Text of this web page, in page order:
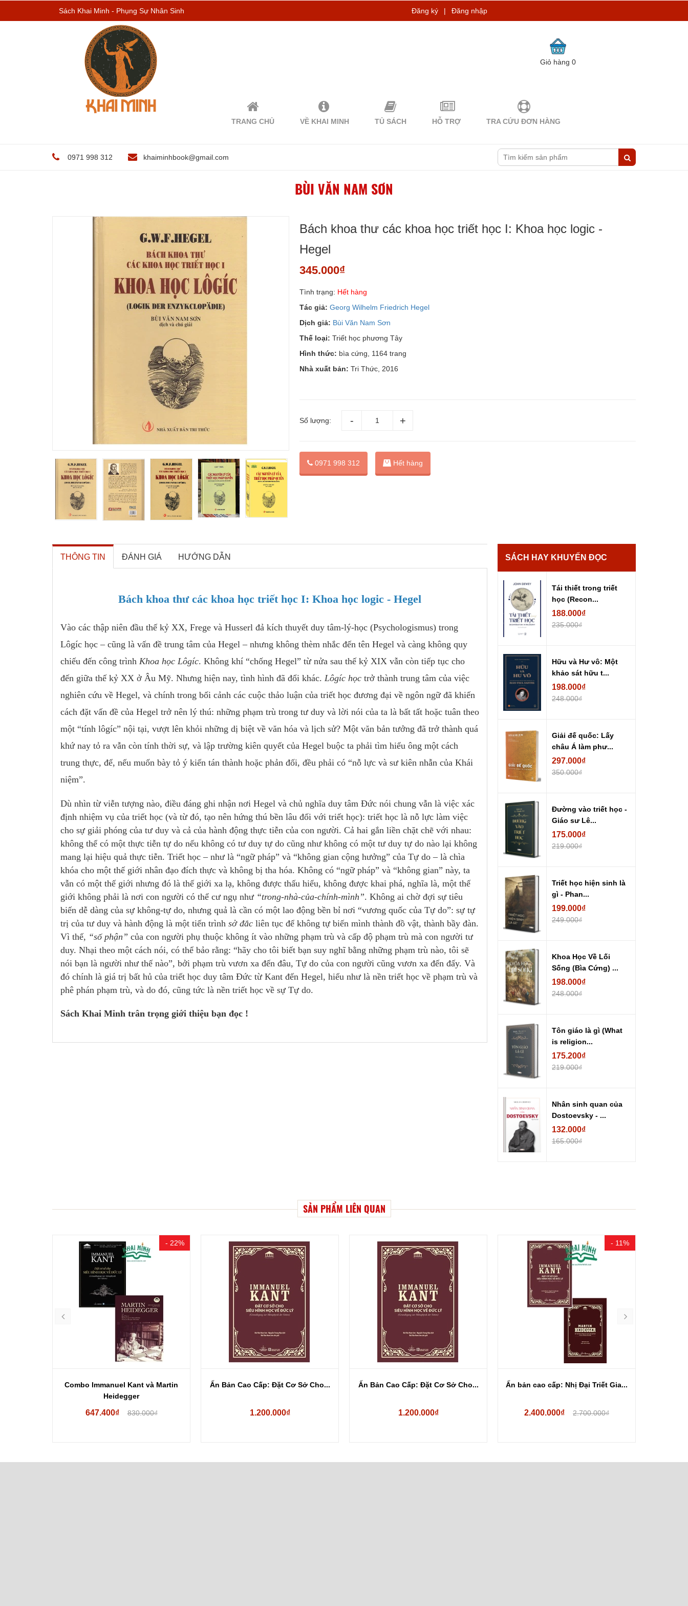
Sách Khai Minh - Phụng Sự Nhân Sinh Đăng ký | Đăng nhập
Giỏ hàng0
TRANG CHỦ VỀ KHAI MINH TỦ SÁCH HỖ TRỢ TRA CỨU ĐƠN HÀNG
0971 998 312 khaiminhbook@gmail.com
BÙI VĂN NAM SƠN
Bách khoa thư các khoa học triết học I: Khoa học logic -
Hegel
345.000₫
Tình trạng: Hết hàng
Tác giả: Georg Wilhelm Friedrich Hegel
Dịch giả: Bùi Văn Nam Sơn
Thế loại: Triết học phương Tây
Hình thức: bìa cứng, 1164 trang
Nhà xuất bản:Tri Thức, 2016
Số lượng:
0971 998 312 Hết hàng
THÔNG TIN ĐÁNH GIÁ HƯỚNG DẪN
Bách khoa thư các khoa học triết học I: Khoa học logic - Hegel
Vào các thập niên đầu thế kỷ XX, Frege và Husserl đả kích thuyết duy tâm-lý-học (Psychologismus) trong
Lôgíc học – cũng là vấn đề trung tâm của Hegel – nhưng không thèm nhắc đến tên Hegel và càng không quy
chiếu đến công trình Khoa học Lôgíc. Không khí “chống Hegel” từ nửa sau thế kỷ XIX vẫn còn tiếp tục cho
đến giữa thế kỷ XX ở Âu Mỹ. Nhưng hiện nay, tình hình đã đổi khác. Lôgíc học trở thành trung tâm của việc
nghiên cứu về Hegel, và chính trong bối cảnh các cuộc thảo luận của triết học đương đại về ngôn ngữ đã khiến
cách đặt vấn đề của Hegel trở nên lý thú: những phạm trù trong tư duy và lời nói của ta là bất tất hoặc tuân theo
một “tính lôgíc” nội tại, vượt lên khỏi những dị biệt về văn hóa và lịch sử? Một văn bản tưởng đã trở thành quá
khứ nay tỏ ra vẫn còn tính thời sự, và lập trường kiên quyết của Hegel buộc ta phải tìm hiểu ông một cách
trung thực, để, nếu muốn bày tỏ ý kiến tán thành hoặc phản đối, đều phải có “nỗ lực và sư kiên nhẫn của Khái
niệm”.
Dù nhìn từ viễn tượng nào, điều đáng ghi nhận nơi Hegel và chủ nghĩa duy tâm Ðức nói chung vẫn là việc xác
định nhiệm vụ của triết học (và từ đó, tạo nên hứng thú bền lâu đối với triết học): triết học là nỗ lực làm việc
cho sự giải phóng của tư duy và cả của hành động thực tiễn của con người. Cả hai gắn liền chặt chẽ với nhau:
không thể có một thực tiễn tự do nếu không có tư duy tự do cũng như không có một tư duy tự do nào lại không
mang lại hiệu quả thực tiễn. Triết học – như là “ngữ pháp” và “không gian cộng hưởng” của Tự do – là chìa
khóa cho một thế giới nhân đạo đích thực và không bị tha hóa. Không có “ngữ pháp” và “không gian” này, ta
vẫn có một thế giới nhưng đó là thế giới xa lạ, không được thấu hiểu, không được khai phá, nghĩa là, một thế
giới không phải là nơi con người có thể cư ngụ như “trong-nhà-của-chính-mình”. Không ai chờ đợi sự tiêu
biến dễ dàng của sự không-tự do, nhưng quả là cần có một lao động bền bỉ nơi “vương quốc của Tự do”: sự tự
trị của tư duy và hành động là một tiến trình sở đắc liên tục để không tự biến mình thành đồ vật, thành bầy đàn.
Vì thế, “số phận” của con người phụ thuộc không ít vào những phạm trù và cấp độ phạm trù mà con người tư
duy. Nhại theo một cách nói, có thể bảo rằng: “hãy cho tôi biết bạn suy nghĩ bằng những phạm trù nào, tôi sẽ
nói bạn là người như thế nào”, bởi phạm trù vươn xa đến đâu, Tự do của con người cũng vươn xa đến đấy. Và
đó chính là giá trị bất hủ của triết học duy tâm Ðức từ Kant đến Hegel, hiểu như là nền triết học về phạm trù và
phê phán phạm trù, và do đó, cũng tức là nền triết học về sự Tự do.
Sách Khai Minh trân trọng giới thiệu bạn đọc !
SÁCH HAY KHUYẾN ĐỌC
Tái thiết trong triết
học (Recon...
188.000₫
235.000₫
Hữu và Hư vô: Một
khảo sát hữu t...
198.000₫
248.000₫
Giải đế quốc: Lấy
châu Á làm phư...
297.000₫
350.000₫
Đường vào triết học -
Giáo sư Lê...
175.000₫
219.000₫
Triết học hiện sinh là
gì - Phan...
199.000₫
249.000₫
Khoa Học Về Lối
Sống (Bìa Cứng) ...
198.000₫
248.000₫
Tôn giáo là gì (What
is religion...
175.200₫
219.000₫
Nhân sinh quan của
Dostoevsky - ...
132.000₫
165.000₫
SẢN PHẨM LIÊN QUAN
- 22%
Combo Immanuel Kant và Martin
Heidegger
647.400₫ 830.000₫
Ấn Bản Cao Cấp: Đặt Cơ Sở Cho...
1.200.000₫
Ấn Bản Cao Cấp: Đặt Cơ Sở Cho...
1.200.000₫
- 11%
Ấn bản cao cấp: Nhị Đại Triết Gia...
2.400.000₫ 2.700.000₫